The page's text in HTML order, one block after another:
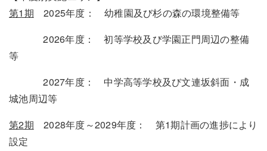
第1期 2025年度： 幼稚園及び杉の森の環境整備等
2026年度： 初等学校及び学園正門周辺の整備
等
2027年度： 中学高等学校及び文連坂斜面・成
城池周辺等
第2期 2028年度～2029年度： 第1期計画の進捗により
設定